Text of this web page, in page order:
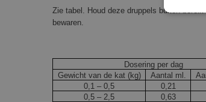
Zie tabel. Houd deze druppels buiten
bewaren.
Dosering per dag
Gewicht van de kat (kg)
Aantal ml.
0,1 – 0,5
0,21
0,5 – 2,5
0,63